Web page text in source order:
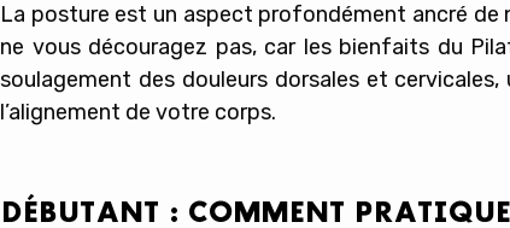
La posture est un aspect profondément ancré
ne vous découragez pas, car les bienfaits du
soulagement des douleurs dorsales et
l’alignement de votre corps.
DÉBUTANT : COMMENT